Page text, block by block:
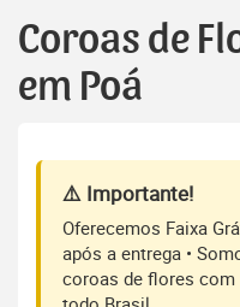
Coroas de
em Poá
⚠️ Importante!
Oferecemos Faixa
após a entrega •
coroas de flores com